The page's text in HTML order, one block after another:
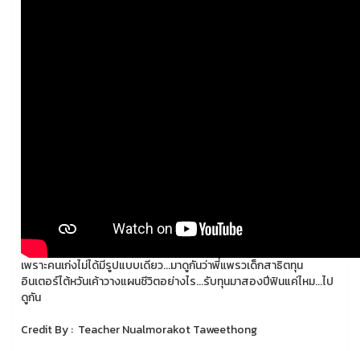
เพราะคนเก่งไม่ได้มีรูปแบบเดียว...มาดูกันว่าพี่แพรวเด็กสาธิตทุน
อินเตอร์ไต้หวันเค้าวางแผนชีวิตอย่างไร...รับทุนมาสองปีฟินแค่ไหม...ไป
ดูกัน
Credit By : Teacher Nualmorakot Taweethong